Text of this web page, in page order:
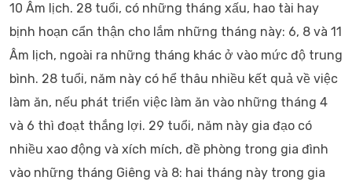
10 Âm lịch. 28 tuổi, có những tháng xấu, hao tài hay
bịnh hoạn cẩn thận cho lắm những tháng này: 6, 8 và 11
Âm lịch, ngoài ra những tháng khác ở vào mức độ trung
bình. 28 tuổi, năm này có hể thâu nhiều kết quả về việc
làm ăn, nếu phát triển việc làm ăn vào những tháng 4
và 6 thì đoạt thắng lợi. 29 tuổi, năm này gia đạo có
nhiều xao động và xích mích, đề phòng trong gia đình
vào những tháng Giêng và 8: hai tháng này trong gia